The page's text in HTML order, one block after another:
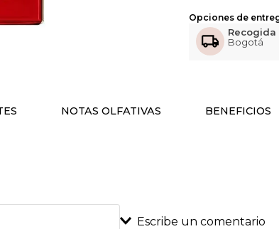
Opciones de
Bogotá
NOTAS OLFATIVAS BENEFICIOS
Escribe un comentario